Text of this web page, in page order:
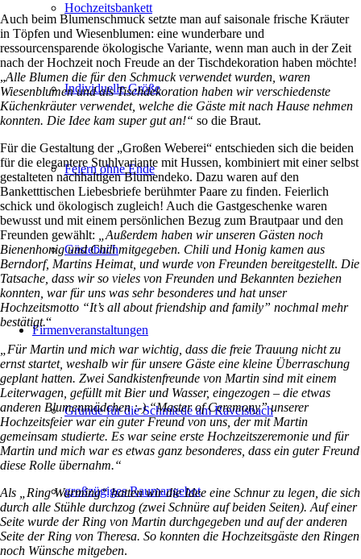
Hochzeitsbankett
Individuelle Größe
Feiern ohne Ende
Gästebuch
Firmenveranstaltungen
Gründe für die Schmiede am Ravelsbach
großzügiges Raumangebot
Auch beim Blumenschmuck setzte man auf saisonale frische Kräuter
in Töpfen und Wiesenblumen: eine wunderbare und
ressourcensparende ökologische Variante, wenn man auch in der Zeit
nach der Hochzeit noch Freude an der Tischdekoration haben möchte!
„Alle Blumen die für den Schmuck verwendet wurden, waren
Wiesenblumen und als Tischdekoration haben wir verschiedenste
Küchenkräuter verwendet, welche die Gäste mit nach Hause nehmen
konnten. Die Idee kam super gut an!“ so die Braut.
Für die Gestaltung der „Großen Weberei“ entschieden sich die beiden
für die elegantere Stuhlvariante mit Hussen, kombiniert mit einer selbst
gestalteten nachhaltigen Blumendeko. Dazu waren auf den
Banketttischen Liebesbriefe berühmter Paare zu finden. Feierlich
schick und ökologisch zugleich! Auch die Gastgeschenke waren
bewusst und mit einem persönlichen Bezug zum Brautpaar und den
Freunden gewählt: „Außerdem haben wir unseren Gästen noch
Bienenhonig und Chili mitgegeben. Chili und Honig kamen aus
Berndorf, Martins Heimat, und wurde von Freunden bereitgestellt. Die
Tatsache, dass wir so vieles von Freunden und Bekannten beziehen
konnten, war für uns was sehr besonderes und hat unser
Hochzeitsmotto “It’s all about friendship and family” nochmal mehr
bestätigt.“
„Für Martin und mich war wichtig, dass die freie Trauung nicht zu
ernst startet, weshalb wir für unsere Gäste eine kleine Überraschung
geplant hatten. Zwei Sandkistenfreunde von Martin sind mit einem
Leiterwagen, gefüllt mit Bier und Wasser, eingezogen – die etwas
anderen Blumenmädchen :-)“Master of Ceremony” unserer
Hochzeitsfeier war ein guter Freund von uns, der mit Martin
gemeinsam studierte. Es war seine erste Hochzeitszeremonie und für
Martin und mich war es etwas ganz besonderes, dass ein guter Freund
diese Rolle übernahm.“
Als „Ring Warming“ hatten wir die Idee eine Schnur zu legen, die sich
durch alle Stühle durchzog (zwei Schnüre auf beiden Seiten). Auf einer
Seite wurde der Ring von Martin durchgegeben und auf der anderen
Seite der Ring von Theresa. So konnten die Hochzeitsgäste den Ringen
noch Wünsche mitgeben.